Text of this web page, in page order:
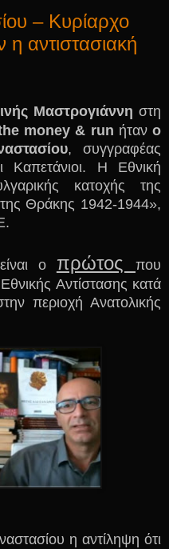
– Κυρίαρχο
η αντιστασιακή
Μαστρογιάννη στη
money & run ήταν ο
, συγγραφέας
Καπετάνιοι. Η Εθνική
κατοχής της
της Θράκης 1942-1944»,
ο πρώτοςπου
Αντίστασης κατά
περιοχή Ανατολικής
η αντίληψη ότι